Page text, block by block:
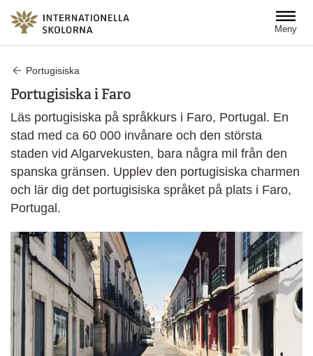
Meny
Portugisiska
Portugisiska i Faro
Läs portugisiska på språkkurs i Faro, Portugal. En
stad med ca 60 000 invånare och den största
staden vid Algarvekusten, bara några mil från den
spanska gränsen. Upplev den portugisiska charmen
och lär dig det portugisiska språket på plats i Faro,
Portugal.